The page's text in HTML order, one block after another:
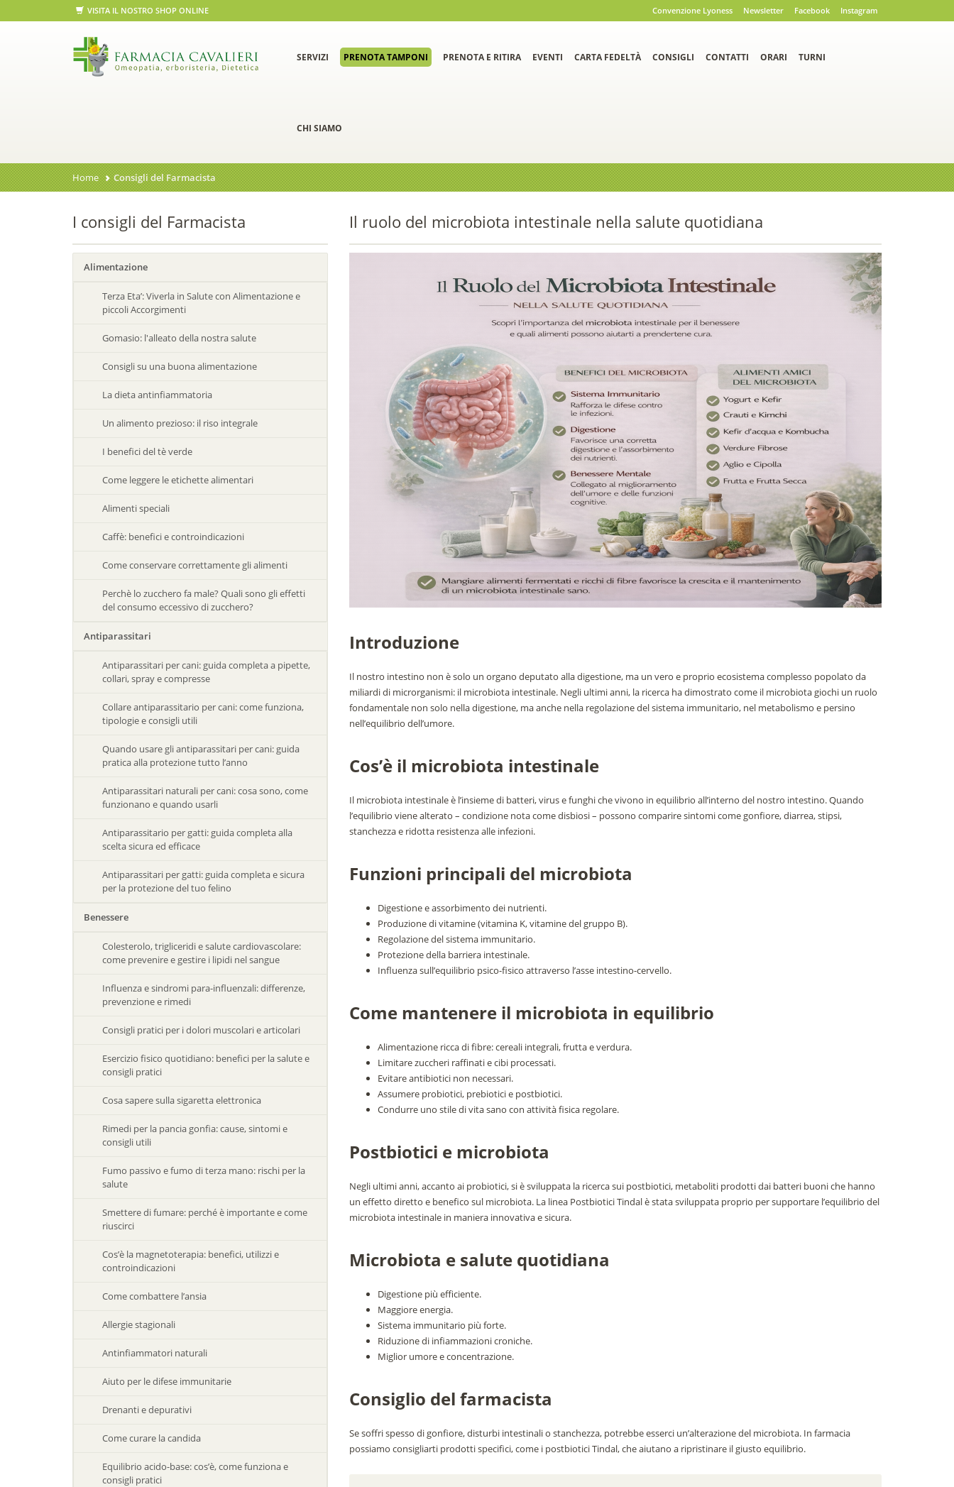
VISITA IL NOSTRO SHOP ONLINE Convenzione Lyoness Newsletter Facebook Instagram
SERVIZI PRENOTA TAMPONI PRENOTA E RITIRA EVENTI CARTA FEDELTÀ CONSIGLI CONTATTI ORARI TURNI
CHI SIAMO
Home Consigli del Farmacista
I consigli del Farmacista
Alimentazione
Terza Eta’: Viverla in Salute con Alimentazione e
piccoli Accorgimenti
Gomasio: l'alleato della nostra salute
Consigli su una buona alimentazione
La dieta antinfiammatoria
Un alimento prezioso: il riso integrale
I benefici del tè verde
Come leggere le etichette alimentari
Alimenti speciali
Caffè: benefici e controindicazioni
Come conservare correttamente gli alimenti
Perchè lo zucchero fa male? Quali sono gli effetti
del consumo eccessivo di zucchero?
Antiparassitari
Antiparassitari per cani: guida completa a pipette,
collari, spray e compresse
Collare antiparassitario per cani: come funziona,
tipologie e consigli utili
Quando usare gli antiparassitari per cani: guida
pratica alla protezione tutto l’anno
Antiparassitari naturali per cani: cosa sono, come
funzionano e quando usarli
Antiparassitario per gatti: guida completa alla
scelta sicura ed efficace
Antiparassitari per gatti: guida completa e sicura
per la protezione del tuo felino
Benessere
Colesterolo, trigliceridi e salute cardiovascolare:
come prevenire e gestire i lipidi nel sangue
Influenza e sindromi para-influenzali: differenze,
prevenzione e rimedi
Consigli pratici per i dolori muscolari e articolari
Esercizio fisico quotidiano: benefici per la salute e
consigli pratici
Cosa sapere sulla sigaretta elettronica
Rimedi per la pancia gonfia: cause, sintomi e
consigli utili
Fumo passivo e fumo di terza mano: rischi per la
salute
Smettere di fumare: perché è importante e come
riuscirci
Cos’è la magnetoterapia: benefici, utilizzi e
controindicazioni
Come combattere l’ansia
Allergie stagionali
Antinfiammatori naturali
Aiuto per le difese immunitarie
Drenanti e depurativi
Come curare la candida
Equilibrio acido-base: cos’è, come funziona e
consigli pratici
Il ruolo del microbiota intestinale nella salute quotidiana
Introduzione
Il nostro intestino non è solo un organo deputato alla digestione, ma un vero e proprio ecosistema complesso popolato da
miliardi di microrganismi: il microbiota intestinale. Negli ultimi anni, la ricerca ha dimostrato come il microbiota giochi un ruolo
fondamentale non solo nella digestione, ma anche nella regolazione del sistema immunitario, nel metabolismo e persino
nell’equilibrio dell’umore.
Cos’è il microbiota intestinale
Il microbiota intestinale è l’insieme di batteri, virus e funghi che vivono in equilibrio all’interno del nostro intestino. Quando
l’equilibrio viene alterato – condizione nota come disbiosi – possono comparire sintomi come gonfiore, diarrea, stipsi,
stanchezza e ridotta resistenza alle infezioni.
Funzioni principali del microbiota
Digestione e assorbimento dei nutrienti.
Produzione di vitamine (vitamina K, vitamine del gruppo B).
Regolazione del sistema immunitario.
Protezione della barriera intestinale.
Influenza sull’equilibrio psico-fisico attraverso l’asse intestino-cervello.
Come mantenere il microbiota in equilibrio
Alimentazione ricca di fibre: cereali integrali, frutta e verdura.
Limitare zuccheri raffinati e cibi processati.
Evitare antibiotici non necessari.
Assumere probiotici, prebiotici e postbiotici.
Condurre uno stile di vita sano con attività fisica regolare.
Postbiotici e microbiota
Negli ultimi anni, accanto ai probiotici, si è sviluppata la ricerca sui postbiotici, metaboliti prodotti dai batteri buoni che hanno
un effetto diretto e benefico sul microbiota. La linea Postbiotici Tindal è stata sviluppata proprio per supportare l’equilibrio del
microbiota intestinale in maniera innovativa e sicura.
Microbiota e salute quotidiana
Digestione più efficiente.
Maggiore energia.
Sistema immunitario più forte.
Riduzione di infiammazioni croniche.
Miglior umore e concentrazione.
Consiglio del farmacista
Se soffri spesso di gonfiore, disturbi intestinali o stanchezza, potrebbe esserci un’alterazione del microbiota. In farmacia
possiamo consigliarti prodotti specifici, come i postbiotici Tindal, che aiutano a ripristinare il giusto equilibrio.